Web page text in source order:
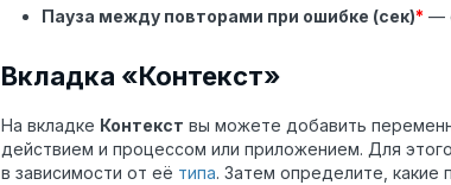
Пауза между повторами при ошибке (сек)* —
Вкладка «Контекст»
На вкладке Контекст вы можете добавить
действием и процессом или приложением. Для
в зависимости от её типа. Затем определите,